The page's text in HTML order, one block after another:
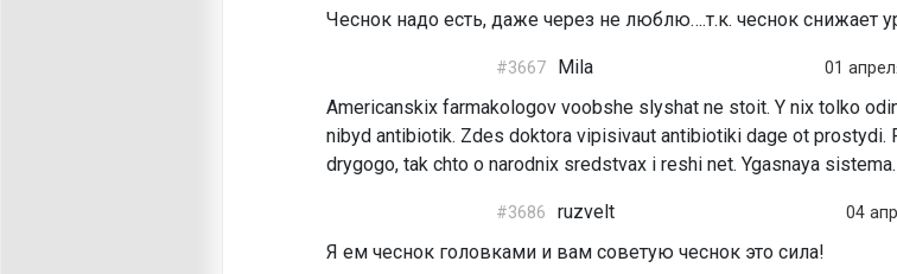
Чеснок надо есть, даже через не люблю….т.к. чеснок снижает
#3667 Mila 01
Americanskix farmakologov voobshe slyshat ne stoit. Y nix tolko
nibyd antibiotik. Zdes doktora vipisivaut antibiotiki dage ot prostydi.
drygogo, tak chto o narodnix sredstvax i reshi net. Ygasnaya sistema.
#3686 ruzvelt 04
Я ем чеснок головками и вам советую чеснок это сила!